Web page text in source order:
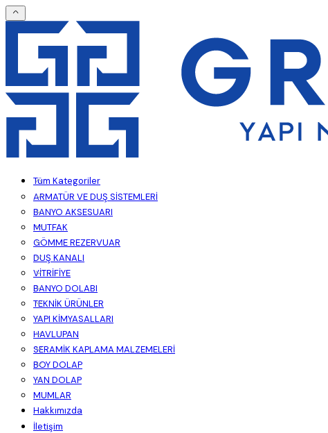
Tüm Kategoriler
ARMATÜR VE DUŞ SİSTEMLERİ
BANYO AKSESUARI
MUTFAK
GÖMME REZERVUAR
DUŞ KANALI
VİTRİFİYE
BANYO DOLABI
TEKNİK ÜRÜNLER
YAPI KİMYASALLARI
HAVLUPAN
SERAMİK KAPLAMA MALZEMELERİ
BOY DOLAP
YAN DOLAP
MUMLAR
Hakkımızda
İletişim